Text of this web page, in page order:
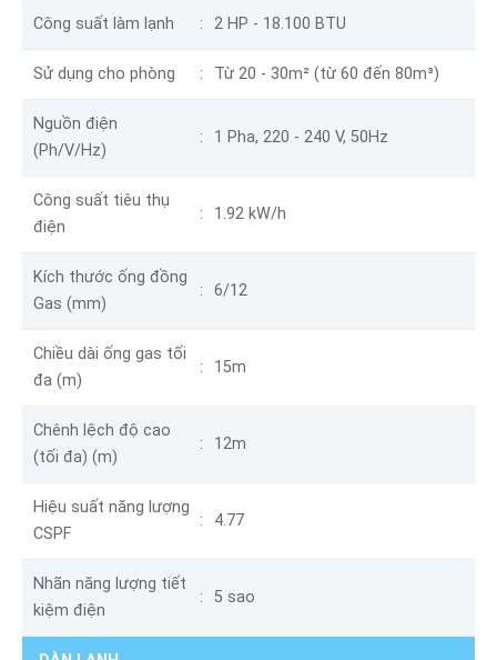
Công suất làm lạnh 2 HP - 18.100 BTU
Sử dụng cho phòng Từ 20 - 30m² (từ 60 đến 80m³)
Nguồn điện
(Ph/V/Hz)
1 Pha, 220 - 240 V, 50Hz
Công suất tiêu thụ
điện
1.92 kW/h
Kích thước ống đồng
Gas (mm)
6/12
Chiều dài ống gas tối
đa (m)
15m
Chênh lệch độ cao
(tối đa) (m)
12m
Hiệu suất năng lượng
CSPF
4.77
Nhãn năng lượng tiết
kiệm điện
5 sao